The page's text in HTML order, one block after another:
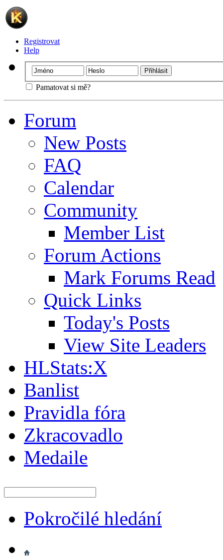
Registrovat
Help
Pamatovat si mě?
Forum
New Posts
FAQ
Calendar
Community
Member List
Forum Actions
Mark Forums Read
Quick Links
Today's Posts
View Site Leaders
HLStats:X
Banlist
Pravidla fóra
Zkracovadlo
Medaile
Pokročilé hledání